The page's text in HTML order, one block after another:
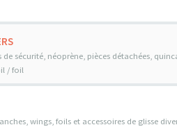
de sécurité, néoprène, pièces détachées,
/ foil
wings, foils et accessoires de glisse